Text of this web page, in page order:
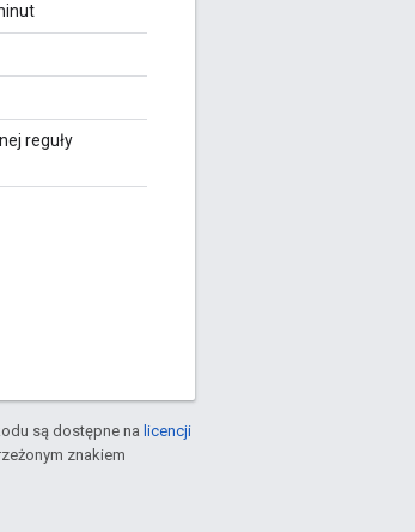
reguły
są dostępne na licencji
znakiem